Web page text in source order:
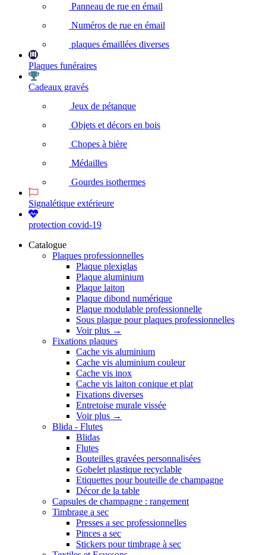
Panneau de rue en émail
Numéros de rue en émail
plaques émaillées diverses
Plaques funéraires
Cadeaux gravés
Jeux de pétanque
Objets et décors en bois
Chopes à bière
Médailles
Gourdes isothermes
Signalétique extérieure
protection covid-19
Catalogue
Plaques professionnelles
Plaque plexiglas
Plaque aluminium
Plaque laiton
Plaque dibond numérique
Plaque modulable professionnelle
Sous plaque pour plaques professionnelles
Voir plus →
Fixations plaques
Cache vis aluminium
Cache vis aluminium couleur
Cache vis inox
Cache vis laiton conique et plat
Fixations diverses
Entretoise murale vissée
Voir plus →
Blida - Flutes
Blidas
Flutes
Bouteilles gravées personnalisées
Gobelet plastique recyclable
Etiquettes pour bouteille de champagne
Décor de la table
Capsules de champagne : rangement
Timbrage a sec
Presses a sec professionnelles
Pinces a sec
Stickers pour timbrage à sec